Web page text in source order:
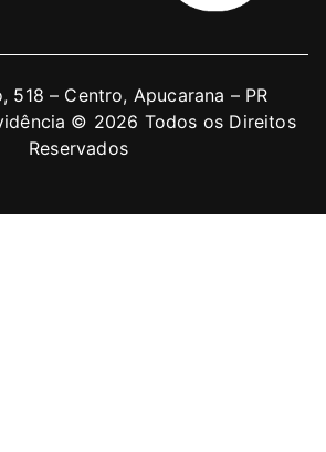
518 – Centro, Apucarana – PR
© 2026 Todos os Direitos
Reservados